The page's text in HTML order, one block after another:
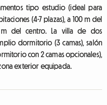
tipo estudio (ideal para
(4-7 plazas), a 100 m del
del centro. La villa de dos
dormitorio (3 camas), salón
con 2 camas opcionales),
exterior equipada.